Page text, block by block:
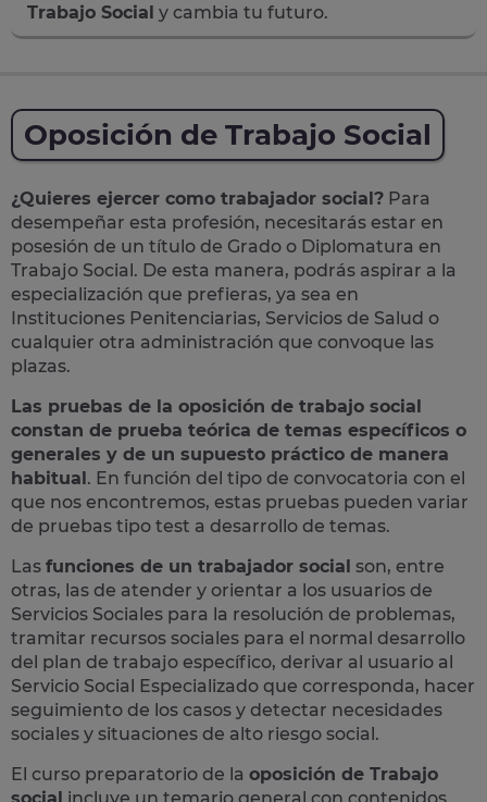
Trabajo Social y cambia tu futuro.
Oposición de Trabajo Social
¿Quieres ejercer como trabajador social? Para
desempeñar esta profesión, necesitarás estar en
posesión de un título de Grado o Diplomatura en
Trabajo Social. De esta manera, podrás aspirar a la
especialización que prefieras, ya sea en
Instituciones Penitenciarias, Servicios de Salud o
cualquier otra administración que convoque las
plazas.
Las pruebas de la oposición de trabajo social
constan de prueba teórica de temas específicos o
generales y de un supuesto práctico de manera
habitual. En función del tipo de convocatoria con el
que nos encontremos, estas pruebas pueden variar
de pruebas tipo test a desarrollo de temas.
Las funciones de un trabajador social son, entre
otras, las de atender y orientar a los usuarios de
Servicios Sociales para la resolución de problemas,
tramitar recursos sociales para el normal desarrollo
del plan de trabajo específico, derivar al usuario al
Servicio Social Especializado que corresponda, hacer
seguimiento de los casos y detectar necesidades
sociales y situaciones de alto riesgo social.
El curso preparatorio de la oposición de Trabajo